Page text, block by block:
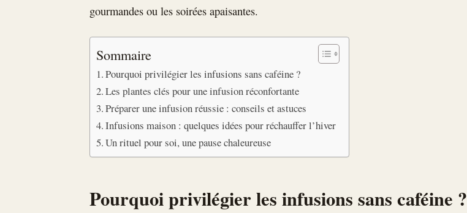
gourmandes ou les soirées apaisantes.
Sommaire
Pourquoi privilégier les infusions sans caféine ?
Les plantes clés pour une infusion réconfortante
Préparer une infusion réussie : conseils et astuces
Infusions maison : quelques idées pour réchauffer l’hiver
Un rituel pour soi, une pause chaleureuse
Pourquoi privilégier les infusions sans caféine ?